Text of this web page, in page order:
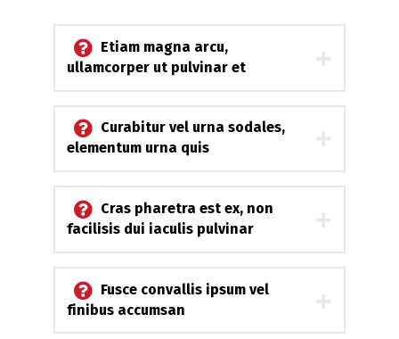
Etiam magna arcu,
ullamcorper ut pulvinar et
Curabitur vel urna sodales,
elementum urna quis
Cras pharetra est ex, non
facilisis dui iaculis pulvinar
Fusce convallis ipsum vel
finibus accumsan